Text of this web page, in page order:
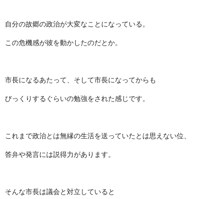
自分の故郷の政治が大変なことになっている。
この危機感が彼を動かしたのだとか。
市長になるあたって、そして市長になってからも
びっくりするぐらいの勉強をされた感じです。
これまで政治とは無縁の生活を送っていたとは思えない位、
答弁や発言には説得力があります。
そんな市長は議会と対立していると